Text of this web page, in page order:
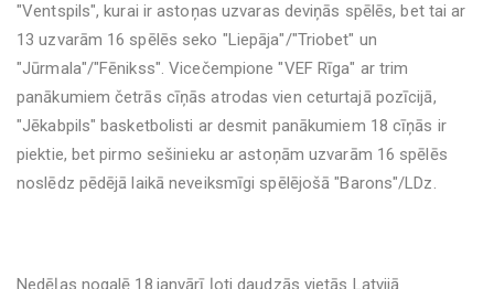
"Ventspils", kurai ir astoņas uzvaras deviņās spēlēs, bet tai ar
13 uzvarām 16 spēlēs seko "Liepāja"/"Triobet" un
"Jūrmala"/"Fēnikss". Vicečempione "VEF Rīga" ar trim
panākumiem četrās cīņās atrodas vien ceturtajā pozīcijā,
"Jēkabpils" basketbolisti ar desmit panākumiem 18 cīņās ir
piektie, bet pirmo sešinieku ar astoņām uzvarām 16 spēlēs
noslēdz pēdējā laikā neveiksmīgi spēlējošā "Barons"/LDz.
Nedēļas nogalē 18.janvārī ļoti daudzās vietās Latvijā